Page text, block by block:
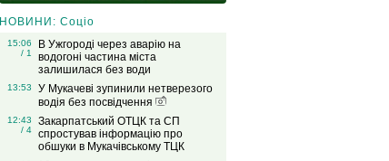
НОВИНИ: Соціо
15:06
/ 1
В Ужгороді через аварію на
водогоні частина міста
залишилася без води
13:53
У Мукачеві зупинили нетверезого
водія без посвідчення
12:43
/ 4
Закарпатський ОТЦК та СП
спростував інформацію про
обшуки в Мукачівському ТЦК